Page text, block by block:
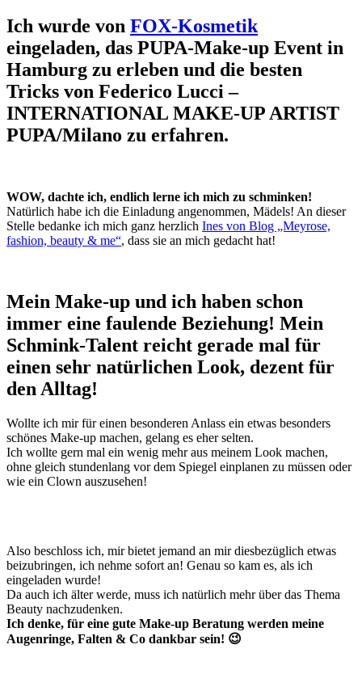
Ich wurde von FOX-Kosmetik
eingeladen, das PUPA-Make-up Event in
Hamburg zu erleben und die besten
Tricks von Federico Lucci –
INTERNATIONAL MAKE-UP ARTIST
PUPA/Milano zu erfahren.
WOW, dachte ich, endlich lerne ich mich zu schminken!
Natürlich habe ich die Einladung angenommen, Mädels! An dieser
Stelle bedanke ich mich ganz herzlich Ines von Blog „Meyrose,
fashion, beauty & me“, dass sie an mich gedacht hat!
Mein Make-up und ich haben schon
immer eine faulende Beziehung! Mein
Schmink-Talent reicht gerade mal für
einen sehr natürlichen Look, dezent für
den Alltag!
Wollte ich mir für einen besonderen Anlass ein etwas besonders
schönes Make-up machen, gelang es eher selten.
Ich wollte gern mal ein wenig mehr aus meinem Look machen,
ohne gleich stundenlang vor dem Spiegel einplanen zu müssen oder
wie ein Clown auszusehen!
Also beschloss ich, mir bietet jemand an mir diesbezüglich etwas
beizubringen, ich nehme sofort an! Genau so kam es, als ich
eingeladen wurde!
Da auch ich älter werde, muss ich natürlich mehr über das Thema
Beauty nachzudenken.
Ich denke, für eine gute Make-up Beratung werden meine
Augenringe, Falten & Co dankbar sein! 😉